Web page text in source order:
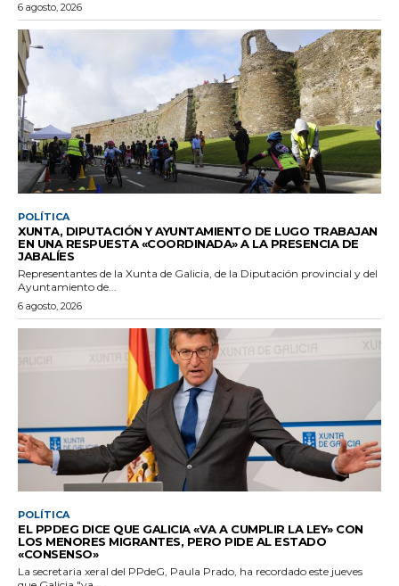
6 agosto, 2026
POLÍTICA
XUNTA, DIPUTACIÓN Y AYUNTAMIENTO DE LUGO TRABAJAN
EN UNA RESPUESTA «COORDINADA» A LA PRESENCIA DE
JABALÍES
Representantes de la Xunta de Galicia, de la Diputación provincial y del
Ayuntamiento de...
6 agosto, 2026
POLÍTICA
EL PPDEG DICE QUE GALICIA «VA A CUMPLIR LA LEY» CON
LOS MENORES MIGRANTES, PERO PIDE AL ESTADO
«CONSENSO»
La secretaria xeral del PPdeG, Paula Prado, ha recordado este jueves